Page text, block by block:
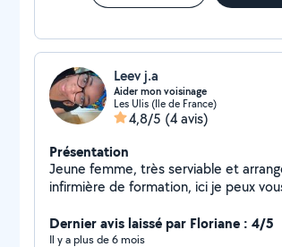
Leev j.a
Aider mon voisinage
Les Ulis (Ile de France)
4,8/5 (4 avis)
Présentation
Jeune femme, très serviable et
infirmière de formation, ici je peux
enfants, ou encore vos rendre service
courses ...
Dernier avis laissé par Floriane : 4/5
Il y a plus de 6 mois